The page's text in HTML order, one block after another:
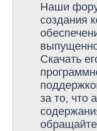
Наши
создания
Скачать
за то, что